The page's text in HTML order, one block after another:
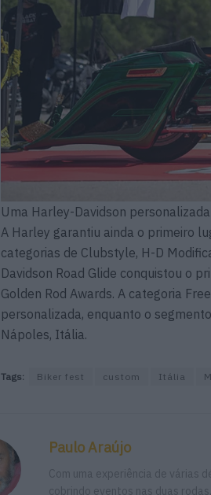
Uma Harley-Davidson
A Harley garantiu ainda o primeiro
categorias de Clubstyle, H-D
Davidson Road Glide conquistou o
Golden Rod Awards. A categoria
personalizada, enquanto o
Nápoles, Itália.
Tags: Biker fest custom Itália
Paulo Araújo
Com uma experiência de várias
cobrindo eventos nas duas